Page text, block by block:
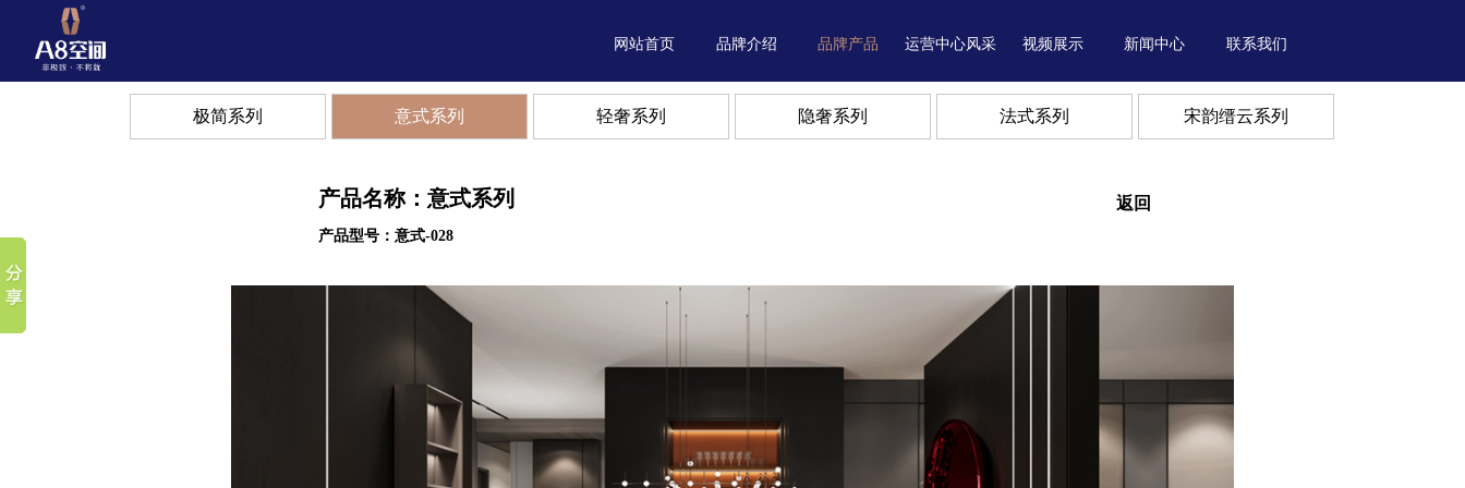
网站首页 品牌介绍 品牌产品 运营中心风采 视频展示 新闻中心 联系我们
极简系列 意式系列 轻奢系列 隐奢系列 法式系列 宋韵缙云系列
产品名称：意式系列 返回
产品型号：意式-028